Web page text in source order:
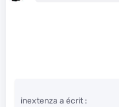
inextenza a écrit :